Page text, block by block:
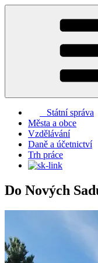
Přejít
Státní správa
Města a obce
Vzdělávání
Daně a účetnictví
Trh práce
Do Nových